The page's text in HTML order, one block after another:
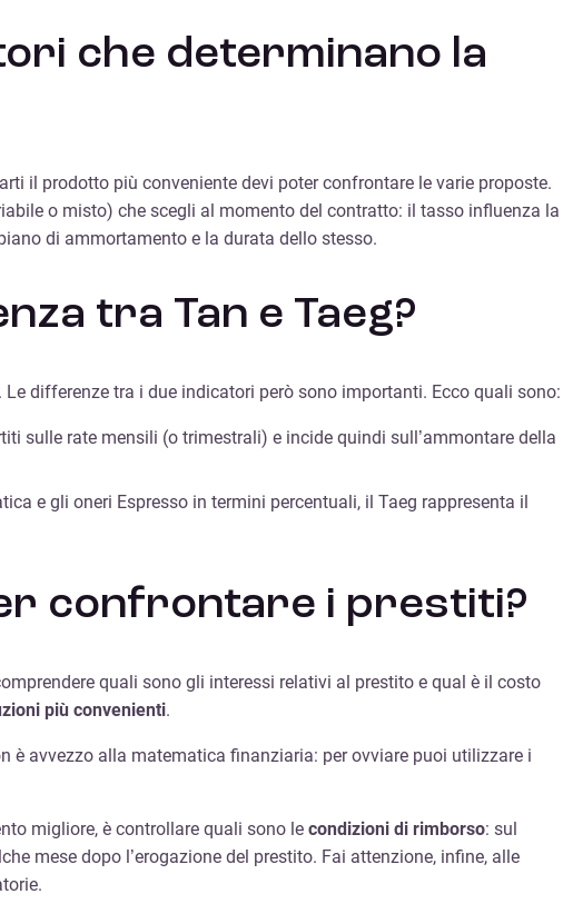
che determinano la
il prodotto più conveniente devi poter confrontare le varie proposte.
o misto) che scegli al momento del contratto: il tasso influenza la
di ammortamento e la durata dello stesso.
tra Tan e Taeg?
differenze tra i due indicatori però sono importanti. Ecco quali sono:
sulle rate mensili (o trimestrali) e incide quindi sull’ammontare della
e gli oneri Espresso in termini percentuali, il Taeg rappresenta il
confrontare i prestiti?
quali sono gli interessi relativi al prestito e qual è il costo
più convenienti.
è avvezzo alla matematica finanziaria: per ovviare puoi utilizzare i
migliore, è controllare quali sono le condizioni di rimborso: sul
mese dopo l’erogazione del prestito. Fai attenzione, infine, alle